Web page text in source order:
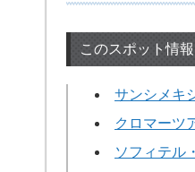
このスポット情
サンシメキ
クロマーツ
ソフィテル